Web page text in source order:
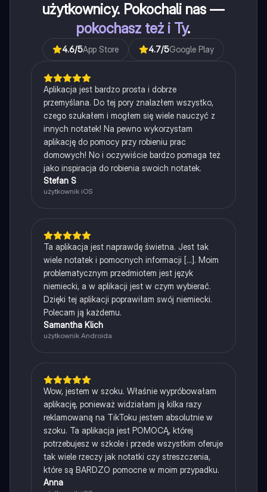
użytkownicy. Pokochali nas —
pokochasz też i Ty.
4.6/5App Store 4.7/5Google Play
Aplikacja jest bardzo prosta i dobrze
przemyślana. Do tej pory znalazłem wszystko,
czego szukałem i mogłem się wiele nauczyć z
innych notatek! Na pewno wykorzystam
aplikację do pomocy przy robieniu prac
domowych! No i oczywiście bardzo pomaga też
jako inspiracja do robienia swoich notatek.
Stefan S
użytkownik iOS
Ta aplikacja jest naprawdę świetna. Jest tak
wiele notatek i pomocnych informacji [...]. Moim
problematycznym przedmiotem jest język
niemiecki, a w aplikacji jest w czym wybierać.
Dzięki tej aplikacji poprawiłam swój niemiecki.
Polecam ją każdemu.
Samantha Klich
użytkownik Androida
Wow, jestem w szoku. Właśnie wypróbowałam
aplikację, ponieważ widziałam ją kilka razy
reklamowaną na TikToku jestem absolutnie w
szoku. Ta aplikacja jest POMOCĄ, której
potrzebujesz w szkole i przede wszystkim oferuje
tak wiele rzeczy jak notatki czy streszczenia,
które są BARDZO pomocne w moim przypadku.
Anna